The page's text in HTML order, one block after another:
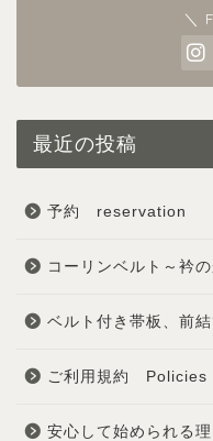
＼
最近の投稿
予約 reservation
コーリンベルト～衿
ベルト付き帯板、前
ご利用規約 Policies
安心して始められる